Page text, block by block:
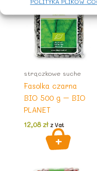
strączkowe suche
Fasolka czarna
BIO 500 g – BIO
PLANET
12,08zł z Vat